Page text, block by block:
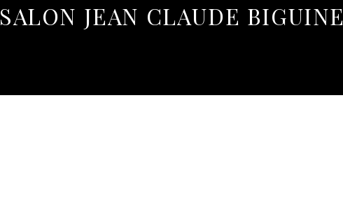
SALON JEAN CLAUDE BIGUINE